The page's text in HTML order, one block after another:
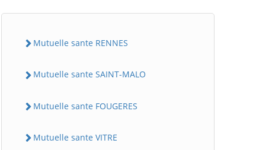
Mutuelle sante RENNES
Mutuelle sante SAINT-MALO
Mutuelle sante FOUGERES
Mutuelle sante VITRE